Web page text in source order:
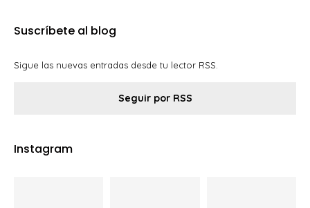
Suscríbete al blog
Sigue las nuevas entradas desde tu lector RSS.
Seguir por RSS
Instagram